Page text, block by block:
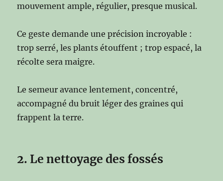
mouvement ample, régulier, presque musical.
Ce geste demande une précision incroyable :
trop serré, les plants étouffent ; trop espacé, la
récolte sera maigre.
Le semeur avance lentement, concentré,
accompagné du bruit léger des graines qui
frappent la terre.
2. Le nettoyage des fossés